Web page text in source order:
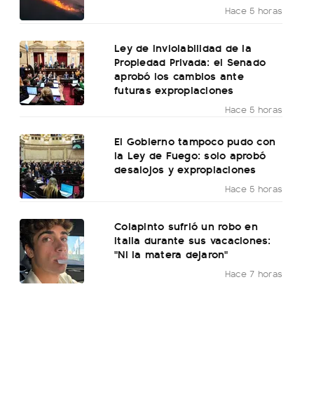
Hace 5 horas
Ley de Inviolabilidad de la
Propiedad Privada: el Senado
aprobó los cambios ante
futuras expropiaciones
Hace 5 horas
El Gobierno tampoco pudo con
la Ley de Fuego: solo aprobó
desalojos y expropiaciones
Hace 5 horas
Colapinto sufrió un robo en
Italia durante sus vacaciones:
"Ni la matera dejaron"
Hace 7 horas